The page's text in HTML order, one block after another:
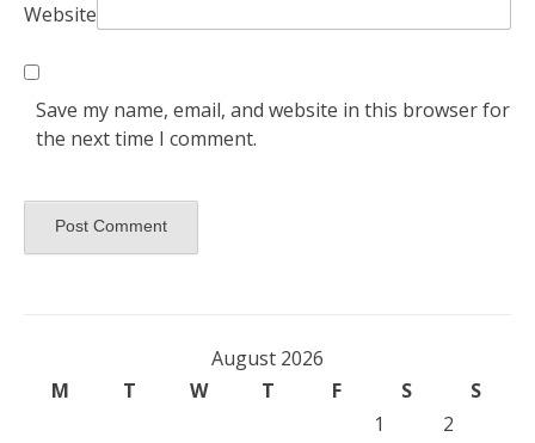
Website
Save my name, email, and website in this browser for
the next time I comment.
August 2026
M
T W T F S
S
1
2